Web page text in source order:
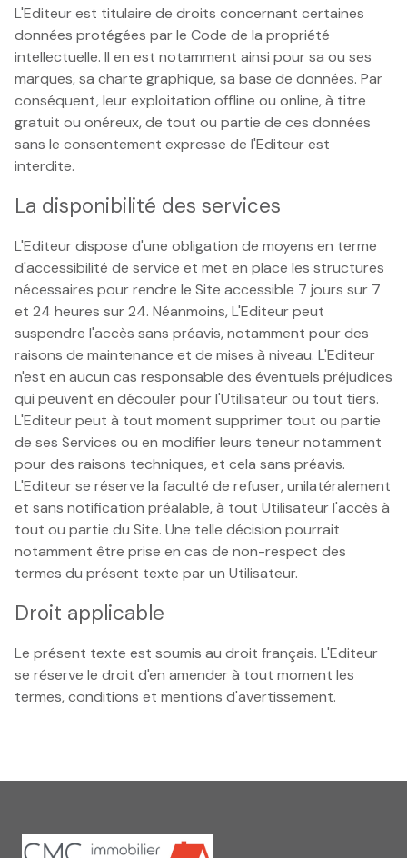
L'Editeur est titulaire de droits concernant certaines
données protégées par le Code de la propriété
intellectuelle. Il en est notamment ainsi pour sa ou ses
marques, sa charte graphique, sa base de données. Par
conséquent, leur exploitation offline ou online, à titre
gratuit ou onéreux, de tout ou partie de ces données
sans le consentement expresse de l'Editeur est
interdite.
La disponibilité des services
L'Editeur dispose d'une obligation de moyens en terme
d'accessibilité de service et met en place les structures
nécessaires pour rendre le Site accessible 7 jours sur 7
et 24 heures sur 24. Néanmoins, L'Editeur peut
suspendre l'accès sans préavis, notamment pour des
raisons de maintenance et de mises à niveau. L'Editeur
n'est en aucun cas responsable des éventuels préjudices
qui peuvent en découler pour l'Utilisateur ou tout tiers.
L'Editeur peut à tout moment supprimer tout ou partie
de ses Services ou en modifier leurs teneur notamment
pour des raisons techniques, et cela sans préavis.
L'Editeur se réserve la faculté de refuser, unilatéralement
et sans notification préalable, à tout Utilisateur l'accès à
tout ou partie du Site. Une telle décision pourrait
notamment être prise en cas de non-respect des
termes du présent texte par un Utilisateur.
Droit applicable
Le présent texte est soumis au droit français. L'Editeur
se réserve le droit d'en amender à tout moment les
termes, conditions et mentions d'avertissement.